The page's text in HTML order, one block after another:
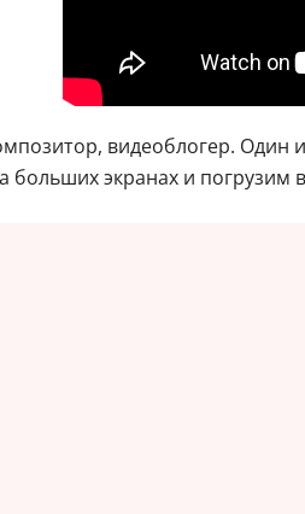
видеоблогер. Один
экранах и